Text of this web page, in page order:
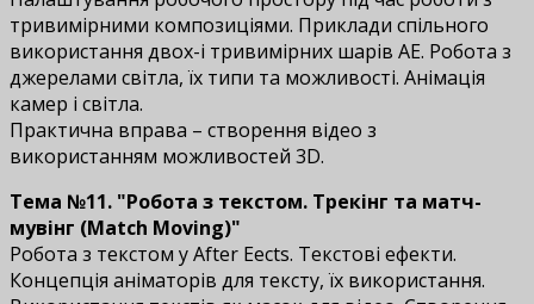
тривимірними композиціями. Приклади спільного
використання двох-і тривимірних шарів AЕ. Робота з
джерелами світла, їх типи та можливості. Анімація
камер і світла.
Практична вправа – створення відео з
використанням можливостей 3D.
Тема №11. "Робота з текстом. Трекінг та матч-
мувінг (Match Moving)"
Робота з текстом у After Effects. Текстові ефекти.
Концепція аніматорів для тексту, їх використання.